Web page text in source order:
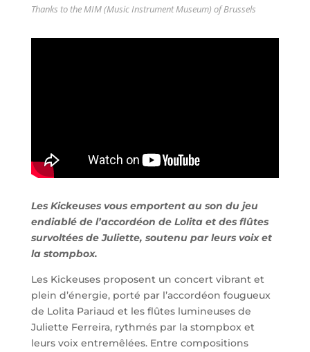
Thanks to the MIM (Music Instrument Museum) of Brussels
Les Kickeuses vous emportent au son du jeu
endiablé de l’accordéon de Lolita et des flûtes
survoltées de Juliette, soutenu par leurs voix et
la stompbox.
Les Kickeuses proposent un concert vibrant et
plein d’énergie, porté par l’accordéon fougueux
de Lolita Pariaud et les flûtes lumineuses de
Juliette Ferreira, rythmés par la stompbox et
leurs voix entremêlées. Entre compositions